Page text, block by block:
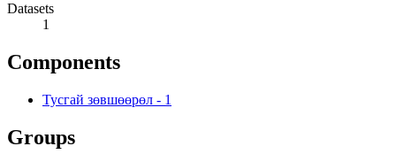
Datasets
1
Components
Тусгай зөвшөөрөл - 1
Groups